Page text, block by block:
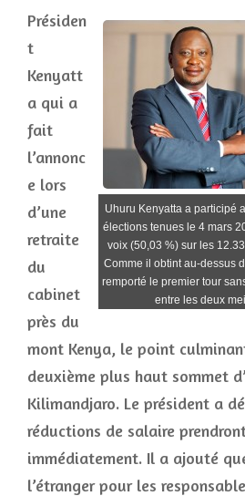
Uhuru Kenyatta a participé
élections tenues le 4 mars
voix (50,03 %) sur les
Comme il obtint au-dessus
remporté le premier tour
entre les deux
Présiden
t
Kenyatt
a qui a
fait
l’annonc
e lors
d’une
retraite
du
cabinet
près du
mont Kenya, le point
deuxième plus haut sommet
Kilimandjaro. Le président a
réductions de salaire
immédiatement. Il a ajouté
l’étranger pour les